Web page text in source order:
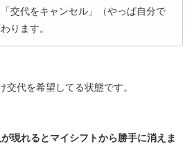
交代をキャンセル」（やっぱ自分で
ります。
代を希望してる状態です。
現れるとマイシフトから勝手に消えま